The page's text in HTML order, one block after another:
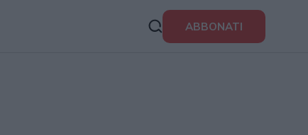
ABBONATI